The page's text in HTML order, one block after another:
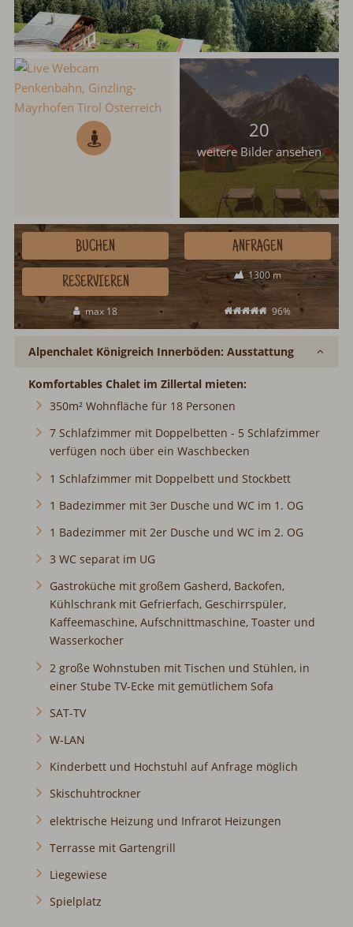
20
weitere Bilder ansehen
1300 m
max 18 96%
BUCHEN ANFRAGEN
RESERVIEREN
Alpenchalet Königreich Innerböden: Ausstattung
Komfortables Chalet im Zillertal mieten:
350m² Wohnfläche für 18 Personen
7 Schlafzimmer mit Doppelbetten - 5 Schlafzimmer
verfügen noch über ein Waschbecken
1 Schlafzimmer mit Doppelbett und Stockbett
1 Badezimmer mit 3er Dusche und WC im 1. OG
1 Badezimmer mit 2er Dusche und WC im 2. OG
3 WC separat im UG
Gastroküche mit großem Gasherd, Backofen,
Kühlschrank mit Gefrierfach, Geschirrspüler,
Kaffeemaschine, Aufschnittmaschine, Toaster und
Wasserkocher
2 große Wohnstuben mit Tischen und Stühlen, in
einer Stube TV-Ecke mit gemütlichem Sofa
SAT-TV
W-LAN
Kinderbett und Hochstuhl auf Anfrage möglich
Skischuhtrockner
elektrische Heizung und Infrarot Heizungen
Terrasse mit Gartengrill
Liegewiese
Spielplatz